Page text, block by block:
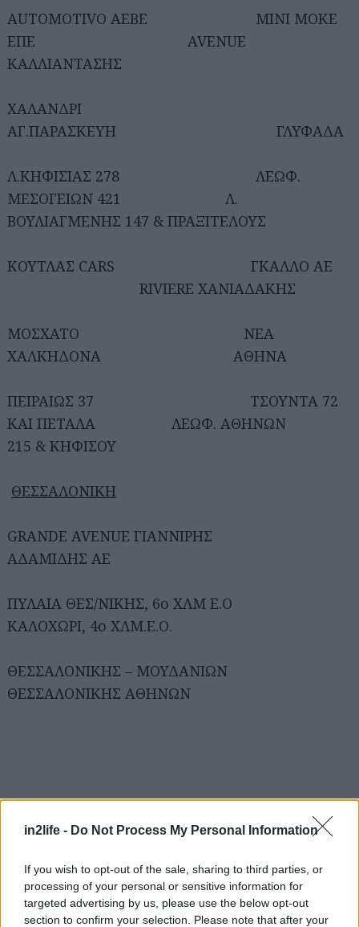
in2life - Do Not Process My Personal Information
If you wish to opt-out of the sale, sharing to third parties, or
processing of your personal or sensitive information for
targeted advertising by us, please use the below opt-out
section to confirm your selection. Please note that after your
AUTOMOTIVO ΑΕΒΕ ΜΙΝΙ ΜΟΚΕ
ΕΠΕ AVENUE
ΚΑΛΛΙΑΝΤΑΣΗΣ
ΧΑΛΑΝΔΡΙ
ΑΓ.ΠΑΡΑΣΚΕΥΗ ΓΛΥΦΑΔΑ
Λ.ΚΗΦΙΣΙΑΣ 278 ΛΕΩΦ.
ΜΕΣΟΓΕΙΩΝ 421 Λ.
ΒΟΥΛΙΑΓΜΕΝΗΣ 147 & ΠΡΑΞΙΤΕΛΟΥΣ
ΚΟΥΤΛΑΣ CARS ΓΚΑΛΛΟ ΑΕ
RIVIERE ΧΑΝΙΑΔΑΚΗΣ
ΜΟΣΧΑΤΟ ΝΕΑ
ΧΑΛΚΗΔΟΝΑ ΑΘΗΝΑ
ΠΕΙΡΑΙΩΣ 37 ΤΣΟΥΝΤΑ 72
ΚΑΙ ΠΕΤΑΛΑ ΛΕΩΦ. ΑΘΗΝΩΝ
215 & ΚΗΦΙΣΟΥ
ΘΕΣΣΑΛΟΝΙΚΗ
GRANDE AVENUE ΓΙΑΝΝΙΡΗΣ
ΑΔΑΜΙΔΗΣ ΑΕ
ΠΥΛΑΙΑ ΘΕΣ/ΝΙΚΗΣ, 6ο ΧΛΜ Ε.Ο
ΚΑΛΟΧΩΡΙ, 4ο ΧΛΜ.Ε.Ο.
ΘΕΣΣΑΛΟΝΙΚΗΣ – ΜΟΥΔΑΝΙΩΝ
ΘΕΣΣΑΛΟΝΙΚΗΣ ΑΘΗΝΩΝ